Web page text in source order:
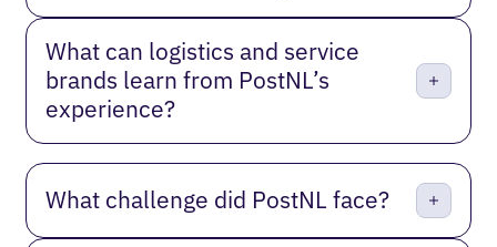
What can logistics and service
brands learn from PostNL’s
experience?
What challenge did PostNL face?